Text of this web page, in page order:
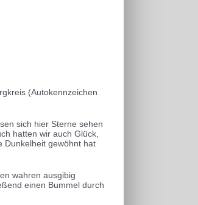
(Autokennzeichen
sich hier Sterne sehen
hatten wir auch Glück,
Dunkelheit gewöhnt hat
wahren ausgibig
einen Bummel durch